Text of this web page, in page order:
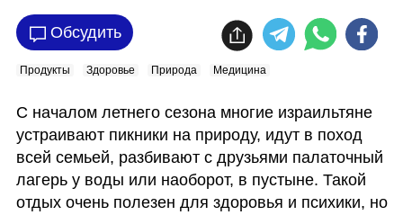
Обсудить
Продукты Здоровье Природа Медицина
С началом летнего сезона многие израильтяне
устраивают пикники на природу, идут в поход
всей семьей, разбивают с друзьями палаточный
лагерь у воды или наоборот, в пустыне. Такой
отдых очень полезен для здоровья и психики, но